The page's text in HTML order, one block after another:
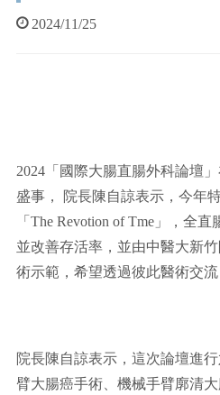
2024/11/25
2024「國際大腸直腸外科論壇
盛事， 院長陳自諒表示，今年
「The Revotion of Tme」，全
並改善存活率，並由中醫大新
術示範，希望透過彼此醫術交
院長陳自諒表示，這次論壇進
臂大腸癌手術、機械手臂廓清